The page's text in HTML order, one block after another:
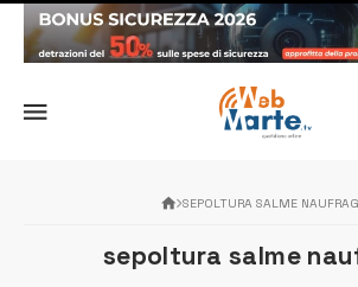
SEPOLTURA SALME
sepoltura salme